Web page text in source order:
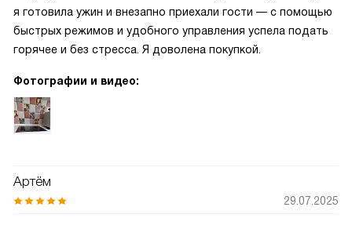
я готовила ужин и внезапно приехали гости — с помощью
быстрых режимов и удобного управления успела подать
горячее и без стресса. Я доволена покупкой.
Фотографии и видео:
Артём
29.07.2025